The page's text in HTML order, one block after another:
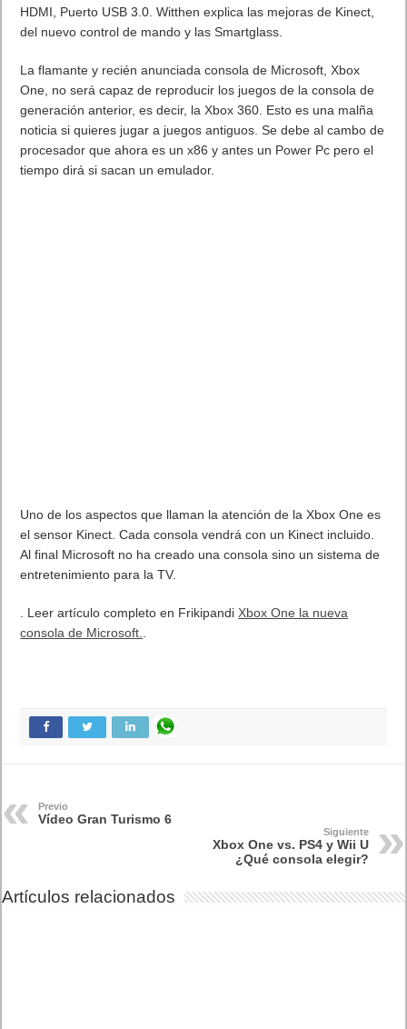
HDMI, Puerto USB 3.0. Witthen explica las mejoras de Kinect,
del nuevo control de mando y las Smartglass.
La flamante y recién anunciada consola de Microsoft, Xbox
One, no será capaz de reproducir los juegos de la consola de
generación anterior, es decir, la Xbox 360. Esto es una malña
noticia si quieres jugar a juegos antiguos. Se debe al cambo de
procesador que ahora es un x86 y antes un Power Pc pero el
tiempo dirá si sacan un emulador.
Uno de los aspectos que llaman la atención de la Xbox One es
el sensor Kinect. Cada consola vendrá con un Kinect incluido.
Al final Microsoft no ha creado una consola sino un sistema de
entretenimiento para la TV.
. Leer artículo completo en Frikipandi Xbox One la nueva
consola de Microsoft.
Previo
Vídeo Gran Turismo 6
Siguiente
Xbox One vs. PS4 y Wii U
¿Qué consola elegir?
Artículos relacionados